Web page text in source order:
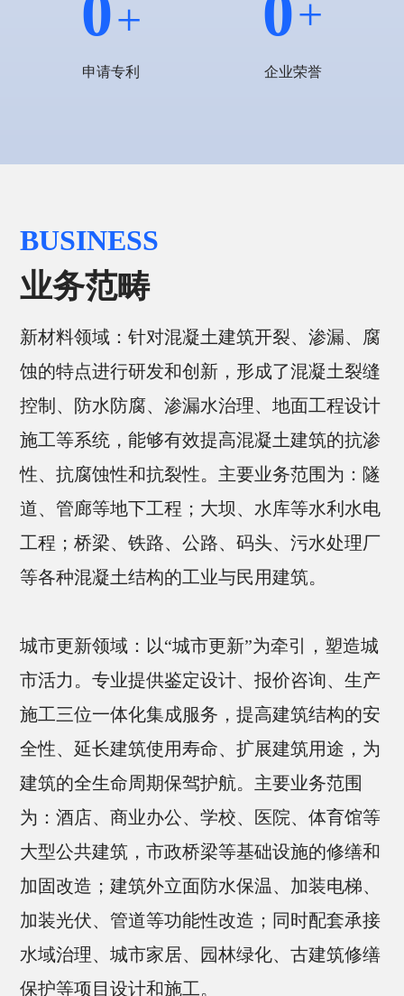
0+
申请专利
0+
企业荣誉
BUSINESS
业务范畴
新材料领域：针对混凝土建筑开裂、渗漏、腐
蚀的特点进行研发和创新，形成了混凝土裂缝
控制、防水防腐、渗漏水治理、地面工程设计
施工等系统，能够有效提高混凝土建筑的抗渗
性、抗腐蚀性和抗裂性。主要业务范围为：隧
道、管廊等地下工程；大坝、水库等水利水电
工程；桥梁、铁路、公路、码头、污水处理厂
等各种混凝土结构的工业与民用建筑。
城市更新领域：以“城市更新”为牵引，塑造城
市活力。专业提供鉴定设计、报价咨询、生产
施工三位一体化集成服务，提高建筑结构的安
全性、延长建筑使用寿命、扩展建筑用途，为
建筑的全生命周期保驾护航。主要业务范围
为：酒店、商业办公、学校、医院、体育馆等
大型公共建筑，市政桥梁等基础设施的修缮和
加固改造；建筑外立面防水保温、加装电梯、
加装光伏、管道等功能性改造；同时配套承接
水域治理、城市家居、园林绿化、古建筑修缮
保护等项目设计和施工。